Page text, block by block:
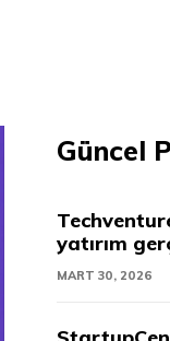
Güncel
yatırım
MART 30, 2026